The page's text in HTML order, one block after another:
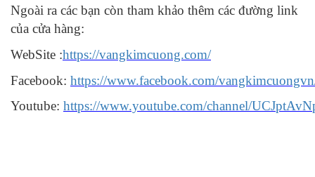
Ngoài ra các bạn còn tham khảo thêm các đường link
của cửa hàng:
WebSite :https://vangkimcuong.com/
Facebook: https://www.facebook.com/
Youtube: https://www.youtube.com/channel/